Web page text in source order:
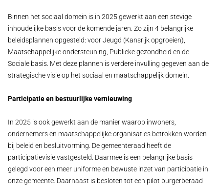
Binnen het sociaal domein is in 2025 gewerkt aan een stevige
inhoudelijke basis voor de komende jaren. Zo zijn 4 belangrijke
beleidsplannen opgesteld: voor Jeugd (Kansrijk opgroeien),
Maatschappelijke ondersteuning, Publieke gezondheid en de
Sociale basis. Met deze plannen is verdere invulling gegeven aan de
strategische visie op het sociaal en maatschappelijk domein.
Participatie en bestuurlijke vernieuwing
In 2025 is ook gewerkt aan de manier waarop inwoners,
ondernemers en maatschappelijke organisaties betrokken worden
bij beleid en besluitvorming. De gemeenteraad heeft de
participatievisie vastgesteld. Daarmee is een belangrijke basis
gelegd voor een meer uniforme en bewuste inzet van participatie in
onze gemeente. Daarnaast is besloten tot een pilot burgerberaad